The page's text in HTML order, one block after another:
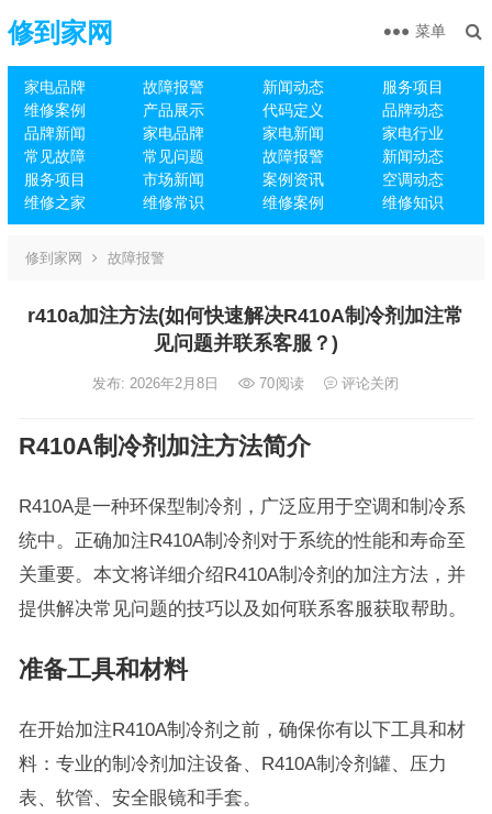
修到家网
家电品牌 故障报警 新闻动态
服务项目
维修案例
产品展示 代码定义
品牌动态
品牌新闻
家电品牌 家电新闻
家电行业
常见故障
常见问题 故障报警
新闻动态
服务项目
市场新闻 案例资讯
空调动态
维修之家
维修常识 维修案例 维修知识
菜单
修到家网 故障报警
r410a加注方法(如何快速解决R410A制冷剂加注常
见问题并联系客服？)
发布: 2026年2月8日 70阅读 评论关闭
R410A制冷剂加注方法简介
R410A是一种环保型制冷剂，广泛应用于空调和制冷系
统中。正确加注R410A制冷剂对于系统的性能和寿命至
关重要。本文将详细介绍R410A制冷剂的加注方法，并
提供解决常见问题的技巧以及如何联系客服获取帮助。
准备工具和材料
在开始加注R410A制冷剂之前，确保你有以下工具和材
料：专业的制冷剂加注设备、R410A制冷剂罐、压力
表、软管、安全眼镜和手套。